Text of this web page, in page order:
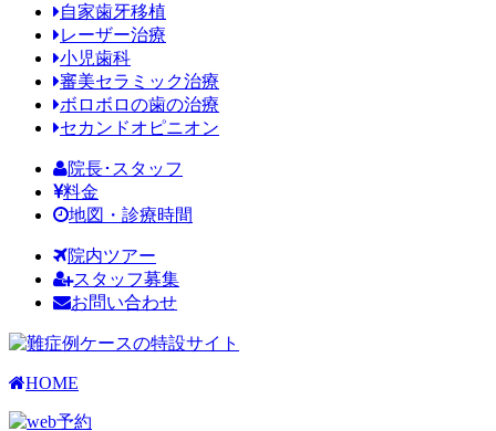
自家歯牙移植
レーザー治療
小児歯科
審美セラミック治療
ボロボロの歯の治療
セカンドオピニオン
院長･スタッフ
料金
地図・診療時間
院内ツアー
スタッフ募集
お問い合わせ
HOME